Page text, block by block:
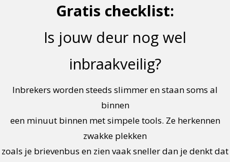
Gratis checklist:
Is jouw deur nog wel
inbraakveilig?
Inbrekers worden steeds slimmer en staan soms al
binnen
een minuut binnen met simpele tools. Ze herkennen
zwakke plekken
zoals je brievenbus en zien vaak sneller dan je denkt dat